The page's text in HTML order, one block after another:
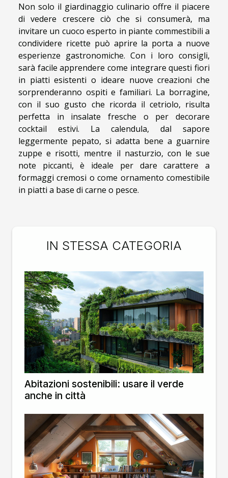
Non solo il giardinaggio culinario offre il piacere
di vedere crescere ciò che si consumerà, ma
invitare un cuoco esperto in piante commestibili a
condividere ricette può aprire la porta a nuove
esperienze gastronomiche. Con i loro consigli,
sarà facile apprendere come integrare questi fiori
in piatti esistenti o ideare nuove creazioni che
sorprenderanno ospiti e familiari. La borragine,
con il suo gusto che ricorda il cetriolo, risulta
perfetta in insalate fresche o per decorare
cocktail estivi. La calendula, dal sapore
leggermente pepato, si adatta bene a guarnire
zuppe e risotti, mentre il nasturzio, con le sue
note piccanti, è ideale per dare carattere a
formaggi cremosi o come ornamento comestibile
in piatti a base di carne o pesce.
IN STESSA CATEGORIA
Abitazioni sostenibili: usare il verde
anche in città